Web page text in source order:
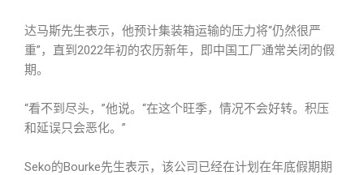
达马斯先生表示，他预计集装箱运输的压力将“仍然很严
重”，直到2022年初的农历新年，即中国工厂通常关闭的假
期。
“看不到尽头，”他说。“在这个旺季，情况不会好转。积压
和延误只会恶化。”
Seko的Bourke先生表示，该公司已经在计划在年底假期期